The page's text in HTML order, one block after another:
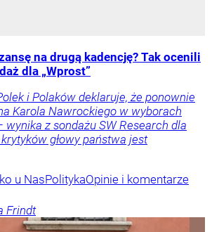
na drugą kadencję? Tak ocenili
dla „Wprost”
i Polaków deklaruje, że ponownie
Karola Nawrockiego w wyborach
z sondażu SW Research dla
krytyków głowy państwa jest
u NasPolitykaOpinie i komentarze
Frindt